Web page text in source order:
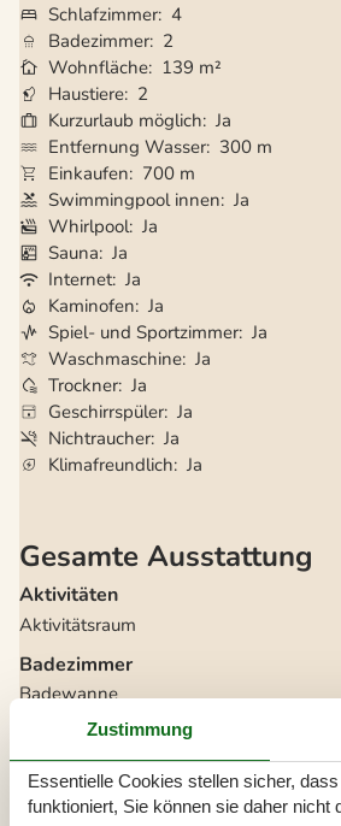
Schlafzimmer 4
Badezimmer 2
Wohnfläche 139 m²
Haustiere 2
Kurzurlaub möglich Ja
Entfernung Wasser 300 m
Einkaufen
700 m
Swimmingpool innen Ja
Whirlpool Ja
Sauna Ja
Internet Ja
Kaminofen Ja
Spiel- und Sportzimmer Ja
Waschmaschine Ja
Trockner Ja
Geschirrspüler Ja
Nichtraucher Ja
Klimafreundlich Ja
Gesamte Ausstattung
Aktivitäten
Aktivitätsraum
Badezimmer
Badewanne
Duschniche
WC
Diverse
Zustimmung
Essentielle Cookies stellen sicher,
funktioniert, Sie können sie daher nicht